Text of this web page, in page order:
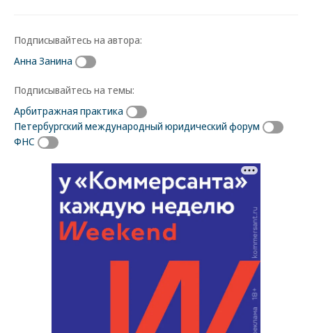
Подписывайтесь на автора:
Анна Занина
Подписывайтесь на темы:
Арбитражная практика
Петербургский международный юридический форум
ФНС
Новости партнеров
ВСУ точно получат десятки тысяч новых
солдат
Путин озвучил итоговый план СВО
Зеленский неожиданно высказался о
возвращении Крыма
Заставим раскаяться: союзник России
дал грозное обещание